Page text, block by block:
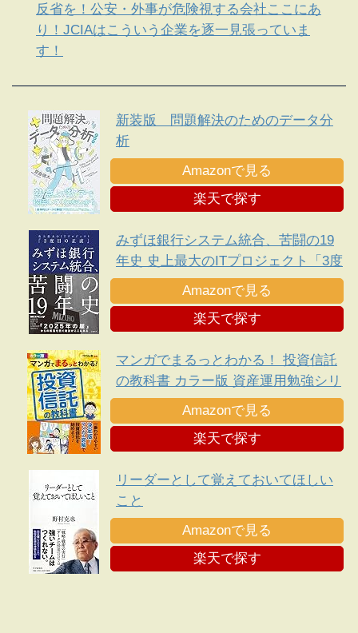
反省を！公安・外事が危険視する会社ここにあ
り！JCIAはこういう企業を逐一見張っていま
す！
新装版 問題解決のためのデータ分
析
Amazonで見る
楽天で探す
みずほ銀行システム統合、苦闘の19
年史 史上最大のITプロジェクト「3度
目の正直」
Amazonで見る
楽天で探す
マンガでまるっとわかる！ 投資信託
の教科書 カラー版 資産運用勉強シリ
ーズ
Amazonで見る
楽天で探す
リーダーとして覚えておいてほしい
こと
Amazonで見る
楽天で探す